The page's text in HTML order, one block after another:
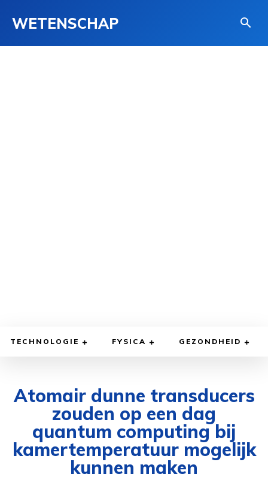
WETENSCHAP
TECHNOLOGIE FYSICA GEZONDHEID
Atomair dunne transducers
zouden op een dag
quantum computing bij
kamertemperatuur mogelijk
kunnen maken